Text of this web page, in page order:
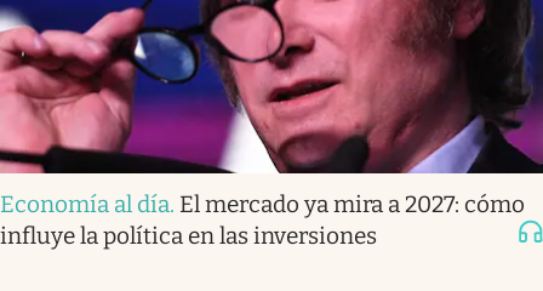
Economía al día. El mercado ya mira a 2027: cómo
influye la política en las inversiones